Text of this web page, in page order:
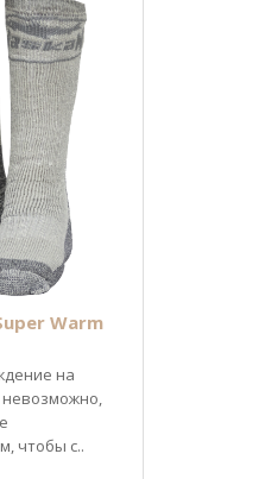
Warm
на
чтобы с..